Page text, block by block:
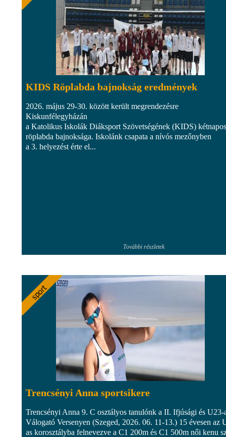
KIDS Röplabda bajnokság eredmények
2026. május 29-30. között került megrendezésre
Kiskunfélegyházán
a Katolikus Iskolák Diáksport Szövetségének (KIDS) kétnapos
röplabda bajnoksága. Iskolánk csapata a nívós mezőnyben
a 3. helyezést érte el...
További részletek
Trencsényi Anna sportsikere
Trencsényi Anna 9. C osztályos tanulónk a II. Ifjúsági és U23-
Válogató Versenyen (Szeged, 2026. 06. 11-13.) 15 évesen az
as korosztályba felnevezve a C1 200m és C1 500m női kenu